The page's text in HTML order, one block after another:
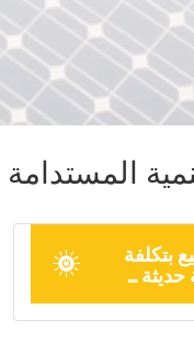
بتكلفة
...